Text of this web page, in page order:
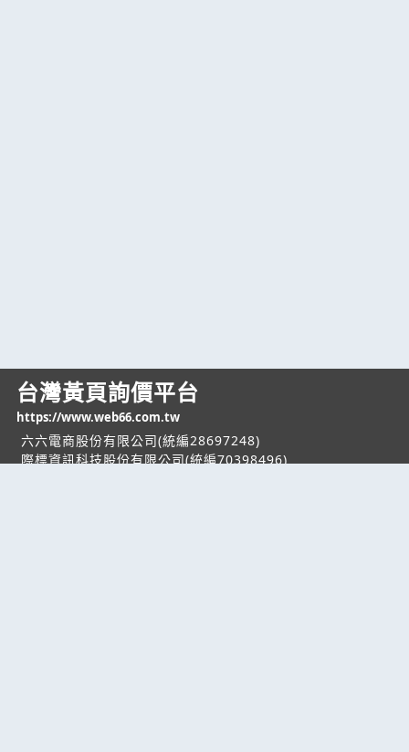
台灣黃頁詢價平台
https://www.web66.com.tw
六六電商股份有限公司(統編28697248)
際標資訊科技股份有限公司(統編70398496)